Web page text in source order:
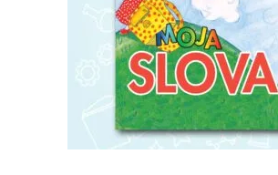
DODAJTE U KORPU